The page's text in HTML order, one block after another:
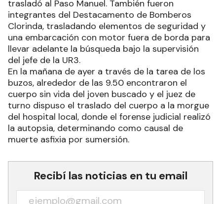
trasladó al Paso Manuel. También fueron
integrantes del Destacamento de Bomberos
Clorinda, trasladando elementos de seguridad y
una embarcación con motor fuera de borda para
llevar adelante la búsqueda bajo la supervisión
del jefe de la UR3.
En la mañana de ayer a través de la tarea de los
buzos, alrededor de las 9.50 encontraron el
cuerpo sin vida del joven buscado y el juez de
turno dispuso el traslado del cuerpo a la morgue
del hospital local, donde el forense judicial realizó
la autopsia, determinando como causal de
muerte asfixia por sumersión.
Recibí las noticias en tu email